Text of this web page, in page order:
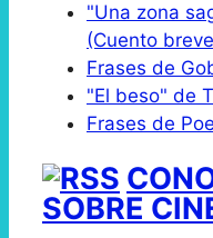
"Una zona
(Cuento
Frases de
"El beso" de
Frases de
SOBRE